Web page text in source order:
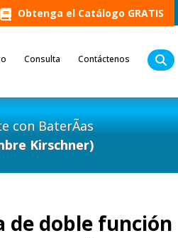
Obtenga el Catálogo GRATIS
Consulta Contáctenos
con BaterÃ­as
Kirschner)
de doble función